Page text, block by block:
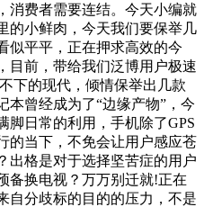
消费者需要连结。今天小编就
的小鲜肉，今天我们要保举几
平平，正在押求高效的今
目前，带给我们泛博用户极速
下的现代，倾情保举出几款
本曾经成为了“边缘产物”，今
脚日常的利用，手机除了GPS
的当下，不免会让用户感应苍
格是对于选择坚苦症的用户
换电视？万万别迁就!正在
自分歧标的目的的压力，不是